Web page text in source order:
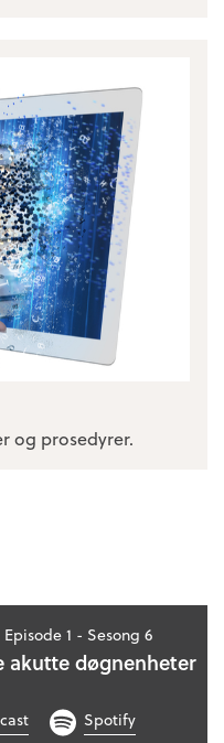
og prosedyrer.
Episode 1 - Sesong 6
akutte døgnenheter
Spotify